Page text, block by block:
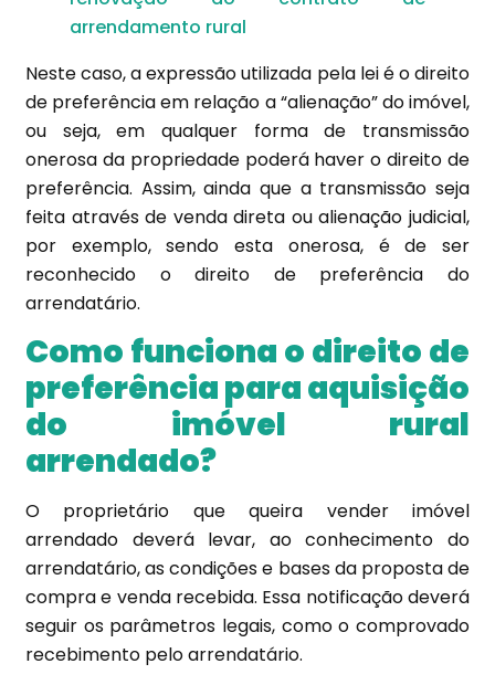
arrendamento rural
Neste caso, a expressão utilizada pela lei é o direito
de preferência em relação a “alienação” do imóvel,
ou seja, em qualquer forma de transmissão
onerosa da propriedade poderá haver o direito de
preferência. Assim, ainda que a transmissão seja
feita através de venda direta ou alienação judicial,
por exemplo, sendo esta onerosa, é de ser
reconhecido o direito de preferência do
arrendatário.
Como funciona o direito de
preferência para aquisição
do imóvel rural
arrendado?
O proprietário que queira vender imóvel
arrendado deverá levar, ao conhecimento do
arrendatário, as condições e bases da proposta de
compra e venda recebida. Essa notificação deverá
seguir os parâmetros legais, como o comprovado
recebimento pelo arrendatário.